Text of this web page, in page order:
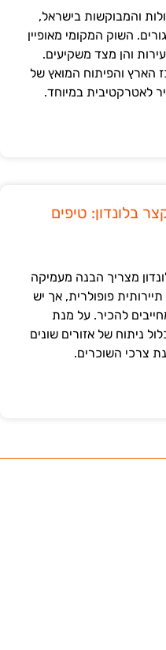
והמבוקשות בישראל,
השוק המקומי מאופיין
והן מצד משקיעים.
הארץ והפיתוח המואץ של
לאטרקטיבית במיוחד.
בלונדון: טיפים
מצריך הבנה מעמיקה
פופולרית, אך יש
להכיר. על מנת
ניתוח של אזורים שונים
צרכי השוכרים.